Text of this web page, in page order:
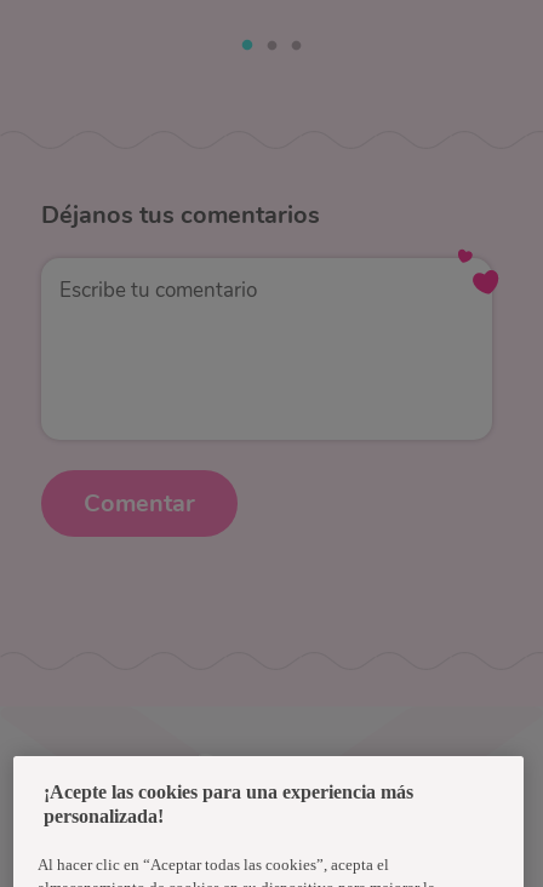
Déjanos tus comentarios
Comentar
Términos y condiciones
¡Acepte las cookies para una experiencia más
personalizada!
Al hacer clic en “Aceptar todas las cookies”, acepta el